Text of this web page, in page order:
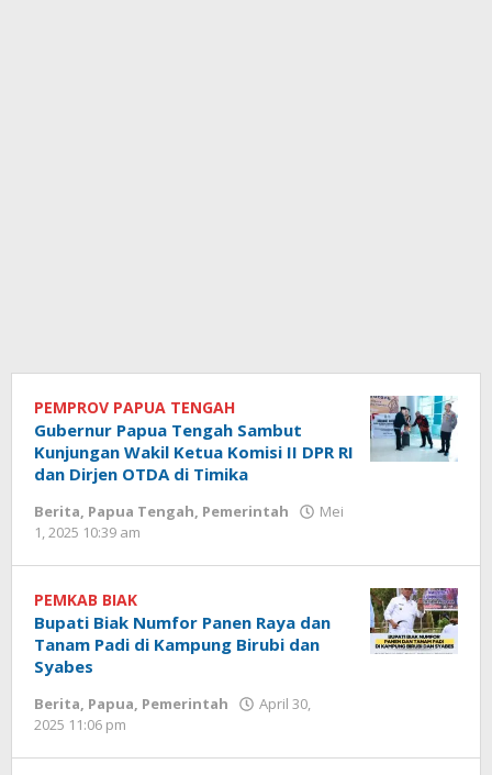
PEMPROV PAPUA TENGAH
Gubernur Papua Tengah Sambut
Kunjungan Wakil Ketua Komisi II DPR RI
dan Dirjen OTDA di Timika
Berita, Papua Tengah, Pemerintah
Mei
1, 2025 10:39 am
Tomei
PEMKAB BIAK
Bupati Biak Numfor Panen Raya dan
Tanam Padi di Kampung Birubi dan
Syabes
Berita, Papua, Pemerintah
April 30,
2025 11:06 pm
Tomei